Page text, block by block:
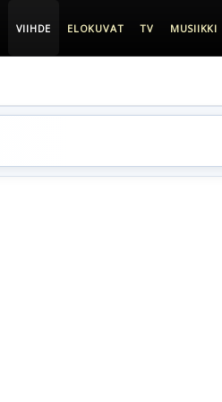
VIIHDE ELOKUVAT TV MUSIIKKI